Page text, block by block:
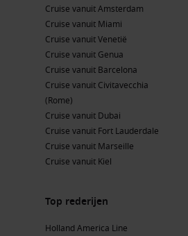
boord?
livemuziek, sportactiviteiten,
Cruise vanuit Amsterdam
Cruise vanuit Miami
Cruise vanuit Venetië
Cruise vanuit Genua
Cruise vanuit Barcelona
Cruise vanuit Civitavecchia
(Rome)
Cruise vanuit Dubai
Cruise vanuit Fort Lauderdale
Cruise vanuit Marseille
Cruise vanuit Kiel
Top rederijen
Holland America Line